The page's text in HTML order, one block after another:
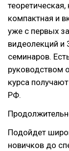
теоретическая,
компактная и
уже с первых
видеолекций и
семинаров.
руководством
курса
РФ.
Подойдет
новичков до